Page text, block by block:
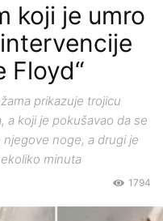
koji je umro
Floyd“
prikazuje trojicu
a koji je pokušavao da se
noge, a drugi je
minuta
1794